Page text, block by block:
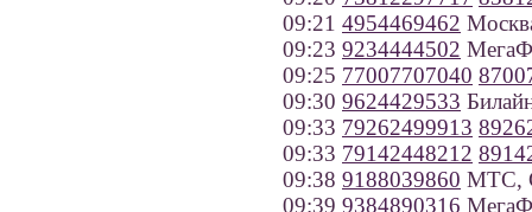
09:21 4954469462
09:23 9234444502
09:25 77007707040
09:30 9624429533
09:33 79262499913
09:33 79142448212
09:38 9188039860 МТС,
09:39 9384890316